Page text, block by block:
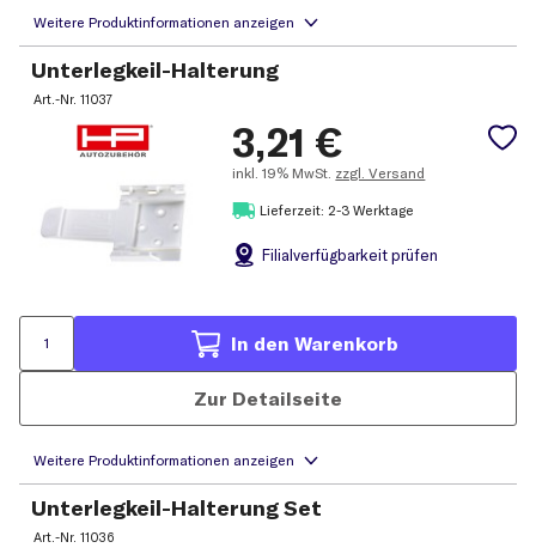
Unterlegkeil-Halterung
Art.-Nr.11037
3,21 €
inkl. 19% MwSt. zzgl. Versand
Lieferzeit: 2-3 Werktage
Filialverfügbarkeit prüfen
In den Warenkorb
Zur Detailseite
Unterlegkeil-Halterung Set
Art.-Nr.11036